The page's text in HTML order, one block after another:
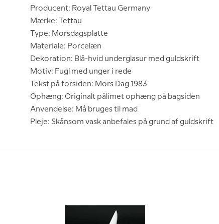
Producent: Royal Tettau Germany
Mærke: Tettau
Type: Morsdagsplatte
Materiale: Porcelæn
Dekoration: Blå-hvid underglasur med guldskrift
Motiv: Fugl med unger i rede
Tekst på forsiden: Mors Dag 1983
Ophæng: Originalt pålimet ophæng på bagsiden
Anvendelse: Må bruges til mad
Pleje: Skånsom vask anbefales på grund af guldskrift